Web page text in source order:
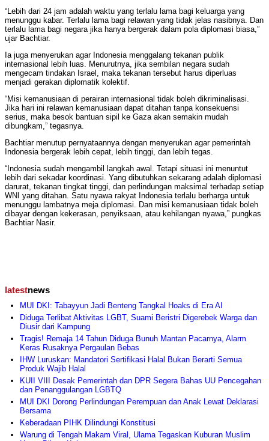
“Lebih dari 24 jam adalah waktu yang terlalu lama bagi keluarga yang
menunggu kabar. Terlalu lama bagi relawan yang tidak jelas nasibnya. Dan
terlalu lama bagi negara jika hanya bergerak dalam pola diplomasi biasa,”
ujar Bachtiar.
Ia juga menyerukan agar Indonesia menggalang tekanan publik
internasional lebih luas. Menurutnya, jika sembilan negara sudah
mengecam tindakan Israel, maka tekanan tersebut harus diperluas
menjadi gerakan diplomatik kolektif.
“Misi kemanusiaan di perairan internasional tidak boleh dikriminalisasi.
Jika hari ini relawan kemanusiaan dapat ditahan tanpa konsekuensi
serius, maka besok bantuan sipil ke Gaza akan semakin mudah
dibungkam,” tegasnya.
Bachtiar menutup pernyataannya dengan menyerukan agar pemerintah
Indonesia bergerak lebih cepat, lebih tinggi, dan lebih tegas.
“Indonesia sudah mengambil langkah awal. Tetapi situasi ini menuntut
lebih dari sekadar koordinasi. Yang dibutuhkan sekarang adalah diplomasi
darurat, tekanan tingkat tinggi, dan perlindungan maksimal terhadap setiap
WNI yang ditahan. Satu nyawa rakyat Indonesia terlalu berharga untuk
menunggu lambatnya meja diplomasi. Dan misi kemanusiaan tidak boleh
dibayar dengan kekerasan, penyiksaan, atau kehilangan nyawa,” pungkas
Bachtiar Nasir.
latestnews
MUI DKI: Tabayyun Jadi Benteng Tangkal Hoaks di Era AI
Diduga Terlibat Aktivitas LGBT, Suami Beristri Digerebek Warga dan
Diusir dari Kampung
Tragis! Remaja 14 Tahun Diduga Bunuh Mantan Pacarnya, Alarm
Keras Rusaknya Pergaulan Bebas
IHW Luruskan: Mandatori Sertifikasi Halal Bukan Berarti Semua
Produk Wajib Halal
KUII VIII Desak Pemerintah dan DPR Segera Bahas UU Pencegahan
dan Penanggulangan LGBTQ
MUI DKI Dorong Perlindungan Perempuan dan Anak Lewat Deklarasi
Bersama
Keberadaan PIHK Dilindungi Konstitusi
Warung di Tengah Makam Viral, Ulama Tegaskan Kuburan Muslim